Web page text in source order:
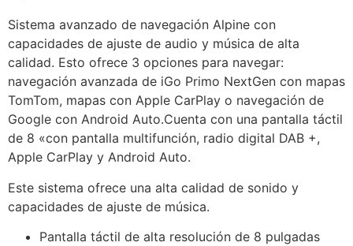
Sistema avanzado de navegación Alpine con
capacidades de ajuste de audio y música de alta
calidad. Esto ofrece 3 opciones para navegar:
navegación avanzada de iGo Primo NextGen con mapas
TomTom, mapas con Apple CarPlay o navegación de
Google con Android Auto.Cuenta con una pantalla táctil
de 8 «con pantalla multifunción, radio digital DAB +,
Apple CarPlay y Android Auto.
Este sistema ofrece una alta calidad de sonido y
capacidades de ajuste de música.
Pantalla táctil de alta resolución de 8 pulgadas